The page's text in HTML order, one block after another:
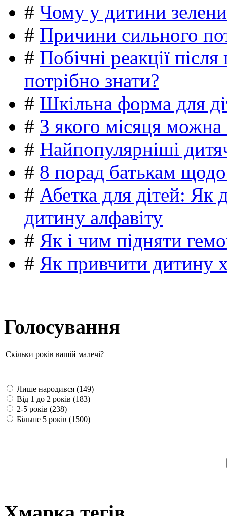
# Чому у дитини
# Причини сильного
# Побічні реакції
потрібно знати?
# Шкільна форма для
# З якого місяця можна
# Найпопулярніші
# 8 порад батькам
# Абетка для дітей: Як
дитину алфавіту
# Як і чим підняти
# Як привчити дитину
Голосування
Скільки років вашій малечі?
Лише народився (149)
Від 1 до 2 років (183)
2-5 років (238)
Більше 5 років (1500)